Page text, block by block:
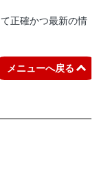
正確かつ最新の情
メニューへ戻る